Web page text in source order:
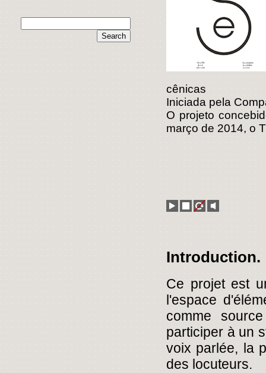
cênicas
Iniciada pela
O projeto
março de 2014, o
play stop loop
Introduction.
Ce projet est
l'espace
comme
participer à un
voix parlée, la
des locuteurs.